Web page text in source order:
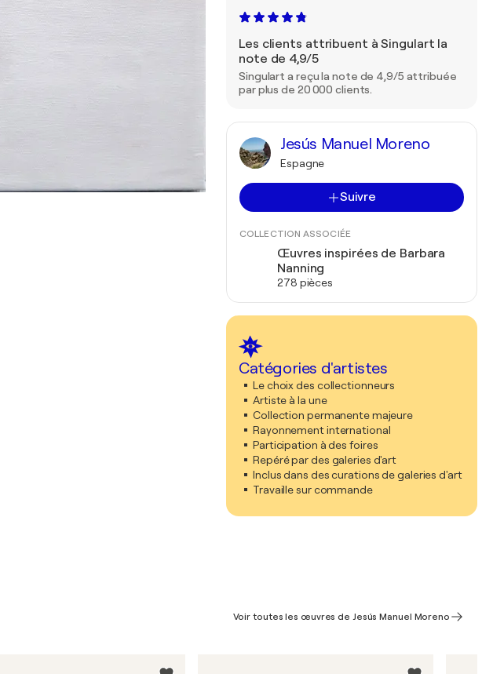
Les clients attribuent à Singulart la
note de 4,9/5
Singulart a reçu la note de 4,9/5 attribuée
par plus de 20 000 clients.
Jesús Manuel Moreno
Espagne
Suivre
COLLECTION ASSOCIÉE
Œuvres inspirées de Barbara
Nanning
278 pièces
Catégories d'artistes
Le choix des collectionneurs
Artiste à la une
Collection permanente majeure
Rayonnement international
Participation à des foires
Repéré par des galeries d'art
Inclus dans des curations de galeries d'art
Travaille sur commande
Voir toutes les œuvres de Jesús Manuel Moreno